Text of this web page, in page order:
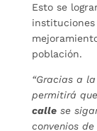
Esto se
población.
“Gracias a
permitirá que
callese
convenios